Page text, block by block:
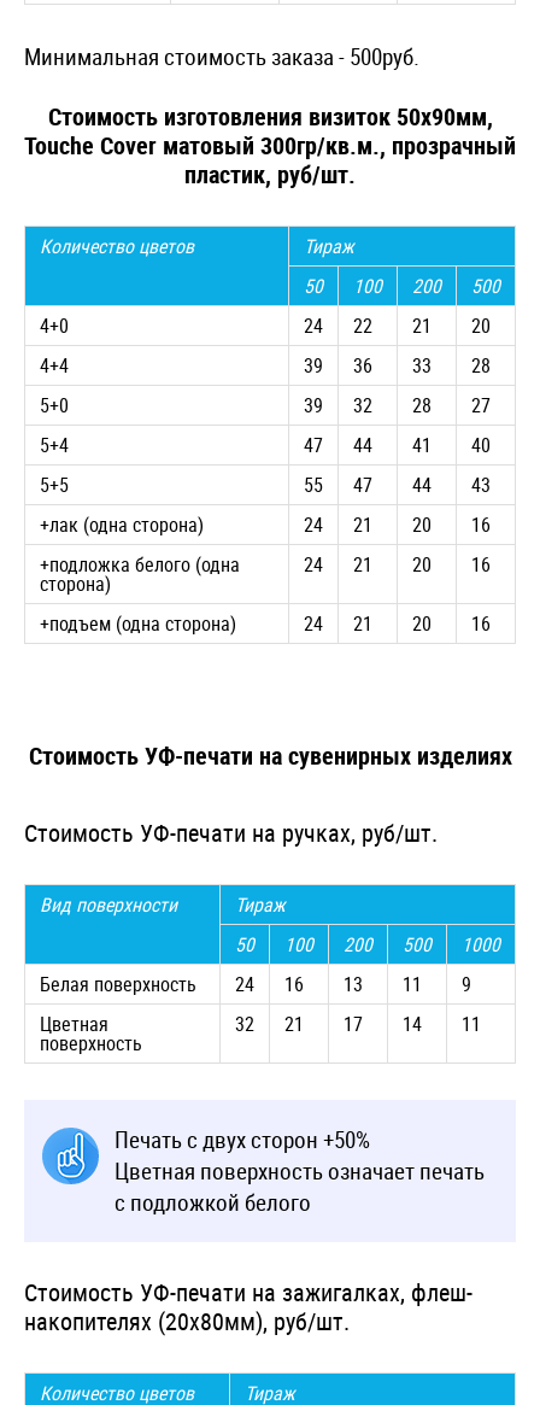
Минимальная стоимость заказа - 500руб.
Стоимость изготовления визиток 50х90мм,
Touche Cover матовый 300гр/кв.м., прозрачный
пластик, руб/шт.
Количество цветов
Тираж
50
100 200
500
4+0
24 22 21
20
4+4
39 36 33
28
5+0
39 32 28
27
5+4
47 44 41
40
5+5
55 47 44
43
+лак (одна сторона)
24 21 20
16
+подложка белого (одна
сторона)
24 21 20 16
+подъем (одна сторона) 24 21 20 16
Стоимость УФ-печати на сувенирных изделиях
Стоимость УФ-печати на ручках, руб/шт.
Вид поверхности
Тираж
50
100 200 500
1000
Белая поверхность
24 16 13 11
9
Цветная
поверхность
32 21 17 14 11
Печать с двух сторон +50%
Цветная поверхность означает печать
с подложкой белого
Стоимость УФ-печати на зажигалках, флеш-
накопителях (20х80мм), руб/шт.
Количество цветов
Тираж